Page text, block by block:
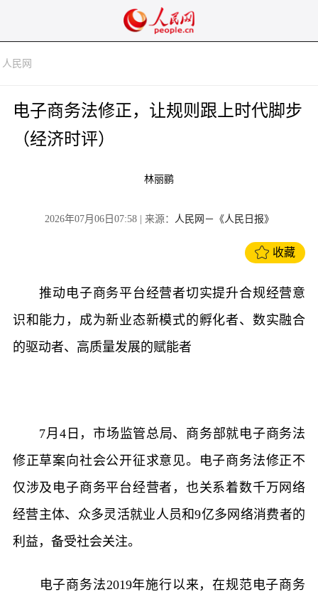
人民网
电子商务法修正，让规则跟上时代脚步
（经济时评）
林丽鹂
2026年07月06日07:58| 来源： 人民网－《人民日报》
收藏
推动电子商务平台经营者切实提升合规经营意
识和能力，成为新业态新模式的孵化者、数实融合
的驱动者、高质量发展的赋能者
7月4日，市场监管总局、商务部就电子商务法
修正草案向社会公开征求意见。电子商务法修正不
仅涉及电子商务平台经营者，也关系着数千万网络
经营主体、众多灵活就业人员和9亿多网络消费者的
利益，备受社会关注。
电子商务法2019年施行以来，在规范电子商务